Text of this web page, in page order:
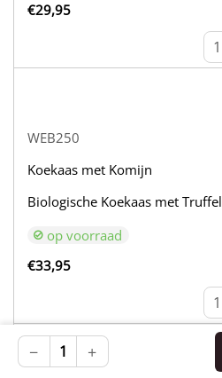
+
−
€29,95
WEB250
Koekaas met Komijn
Biologische Koekaas met Truffel
op voorraad
€33,95